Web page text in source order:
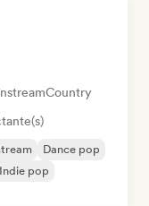
Country
Dance pop
Indie pop